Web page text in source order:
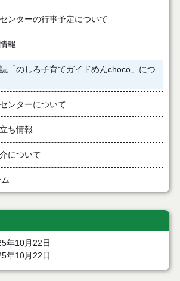
ンターの行事予定について
報
「のしろ子育てガイドめんchoco」につ
ンターについて
ち情報
について
年10月22日
年10月22日